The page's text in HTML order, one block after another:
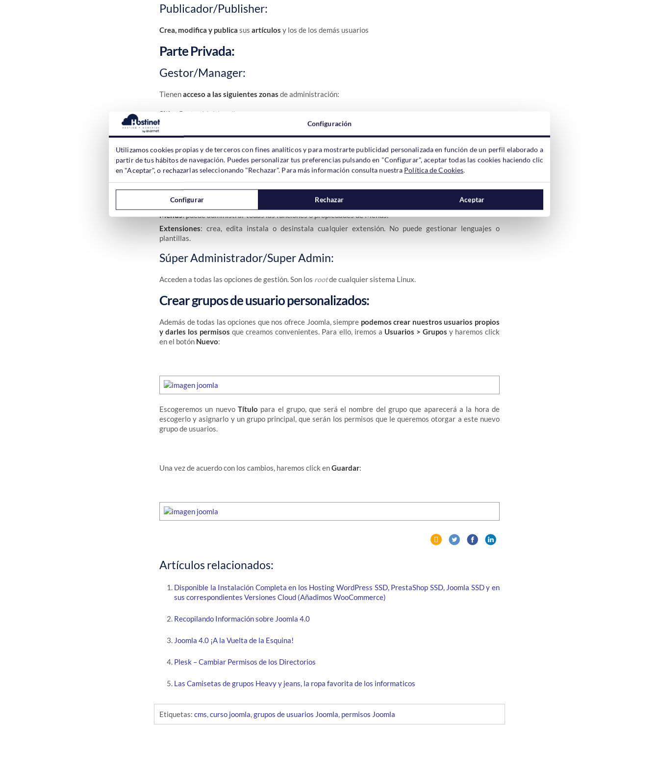
Publicador/Publisher:
Crea, modifica y publica sus artículos y los de los demás usuarios
Parte Privada:
Gestor/Manager:
Tienenacceso a las siguientes zonas de administración:
Sitio
: Gestor Multimedia.
Menús
: Editar los menús ya existentes y crear Elementos de Menú.
Contenido: Gestor de Contenidos, de Secciones, de Categorías, de la Página de Inicio y del Archivo.
Administrador/Administrator:
Conacceso a la mayoría de las funciones
Sitio: puede administrar los usuarios.
Menús: puede administrar todas las funciones o propiedades de Menús.
Extensiones: crea, edita instala o desinstala cualquier extensión. No puede gestionar lenguajes o
plantillas.
Súper Administrador/Super Admin:
Acceden a todas las opciones de gestión. Son los rootde cualquier sistema Linux.
Crear grupos de usuario personalizados:
Además de todas las opciones que nos ofrece Joomla, siempre podemos crear nuestros usuarios propios
y darles los permisos que creamos convenientes. Para ello, iremos a Usuarios > Grupos y haremos click
en el botón Nuevo:
Escogeremos un nuevo Título para el grupo, que será el nombre del grupo que aparecerá a la hora de
escogerlo y asignarlo y un grupo principal, que serán los permisos que le queremos otorgar a este nuevo
grupo de usuarios.
Una vez de acuerdo con los cambios, haremos click enGuardar:
Artículos relacionados:
Disponible la Instalación Completa en los Hosting WordPress SSD, PrestaShop SSD, Joomla SSD y en
sus correspondientes Versiones Cloud (Añadimos WooCommerce)
Recopilando Información sobre Joomla 4.0
Joomla 4.0 ¡A la Vuelta de la Esquina!
Plesk – Cambiar Permisos de los Directorios
Las Camisetas de grupos Heavy y jeans, la ropa favorita de los informaticos
Etiquetas: cms,curso joomla,grupos de usuarios Joomla, permisos Joomla
Configuración
Utilizamos cookies propias y de terceros con fines analíticos y para mostrarte publicidad personalizada en función de un perfil elaborado a
partir de tus hábitos de navegación. Puedes personalizar tus preferencias pulsando en "Configurar", aceptar todas las cookies haciendo clic
en "Aceptar", o rechazarlas seleccionando "Rechazar". Para más información consulta nuestra Política de Cookies.
Configurar Rechazar Aceptar